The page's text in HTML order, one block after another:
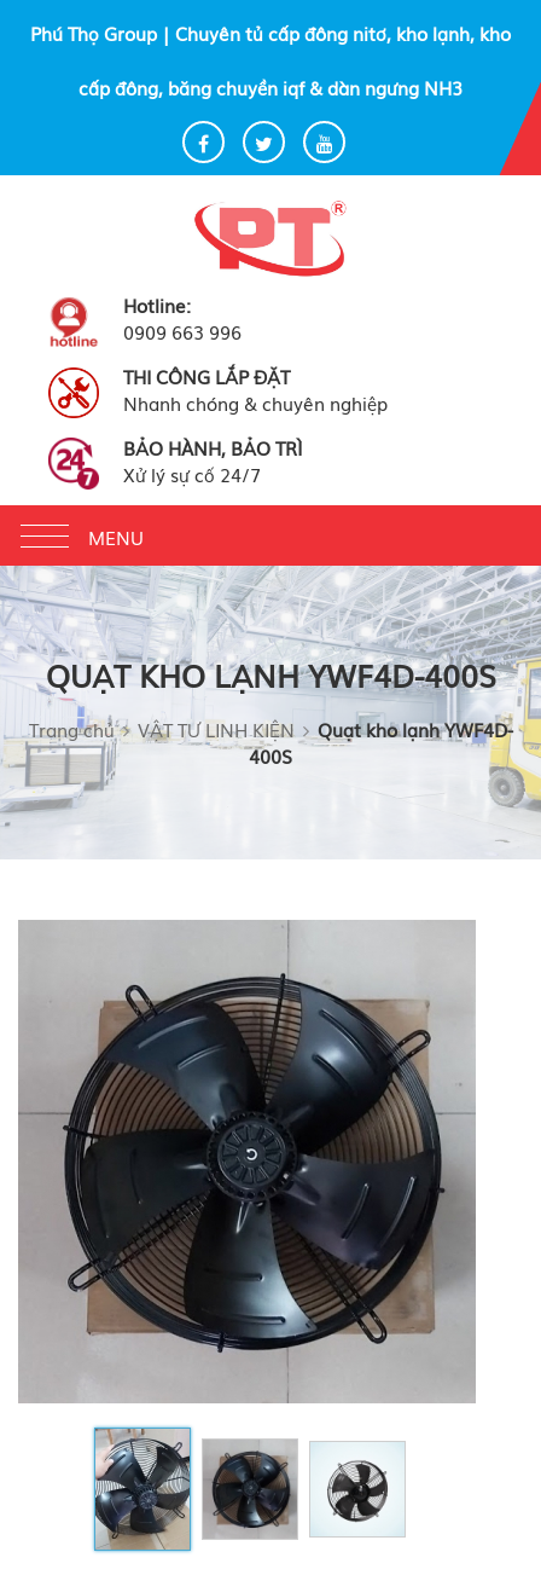
Phú Thọ Group | Chuyên tủ cấp đông nitơ, kho lạnh, kho
cấp đông, băng chuyền iqf & dàn ngưng NH3
Hotline:
0909 663 996
THI CÔNG LẮP ĐẶT
Nhanh chóng & chuyên nghiệp
BẢO HÀNH, BẢO TRÌ
Xử lý sự cố 24/7
Toggle
navigation
MENU
QUẠT KHO LẠNH YWF4D-400S
Trang chủ VẬT TƯ LINH KIỆN
Quạt kho lạnh YWF4D-
400S